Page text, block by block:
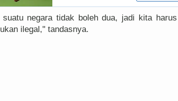
negara tidak boleh dua, jadi kita
ilegal," tandasnya.